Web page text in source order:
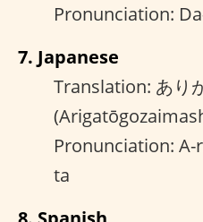
Pronunciation:
7. Japanese
Translation: あり
Pronunciation: A-
ta